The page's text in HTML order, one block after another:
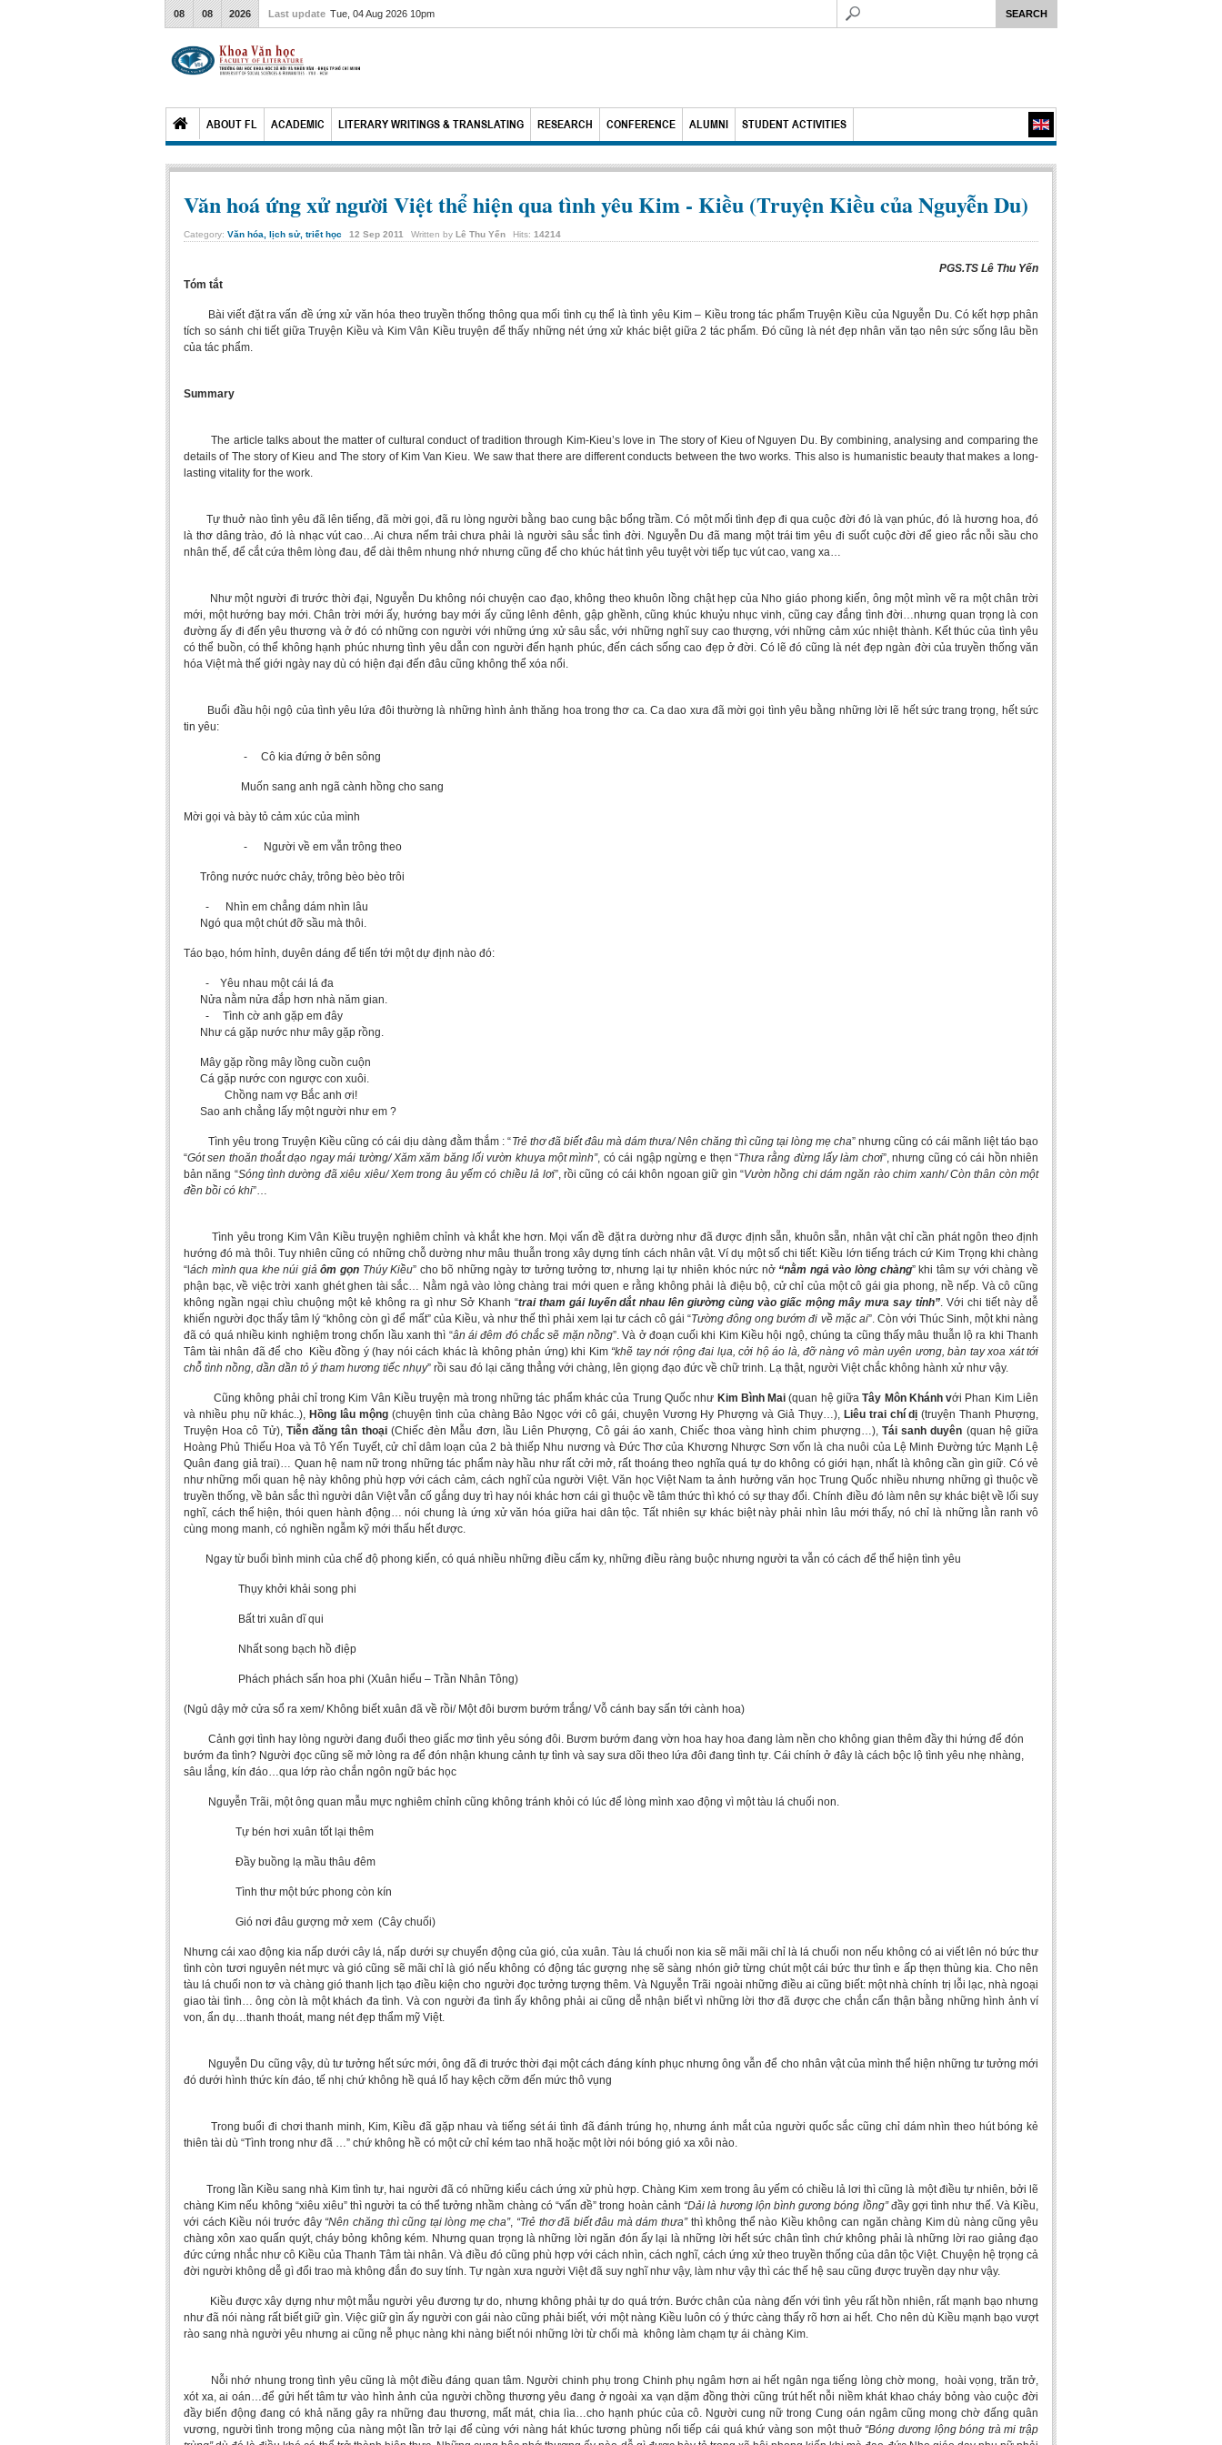
08 08 2026 Last update Tue, 04 Aug 2026 10pm
ABOUT FL ACADEMIC LITERARY WRITINGS & TRANSLATING RESEARCH CONFERENCE ALUMNI STUDENT ACTIVITIES
Văn hoá ứng xử người Việt thể hiện qua tình yêu Kim - Kiều (Truyện Kiều của Nguyễn Du)
Category: Văn hóa, lịch sử, triết học 12 Sep 2011 Written by Lê Thu Yến Hits: 14214
PGS.TS Lê Thu Yến
Tóm tắt
Bài viết đặt ra vấn đề ứng xử văn hóa theo truyền thống thông qua mối tình cụ thể là tình yêu Kim – Kiều trong tác phẩm Truyện Kiều của Nguyễn Du. Có kết hợp phân
tích so sánh chi tiết giữa Truyện Kiều và Kim Vân Kiều truyện để thấy những nét ứng xử khác biệt giữa 2 tác phẩm. Đó cũng là nét đẹp nhân văn tạo nên sức sống lâu bền
của tác phẩm.
Summary
The article talks about the matter of cultural conduct of tradition through Kim-Kieu’s love in The story of Kieu of Nguyen Du. By combining, analysing and comparing the
details of The story of Kieu and The story of Kim Van Kieu. We saw that there are different conducts between the two works. This also is humanistic beauty that makes a long-
lasting vitality for the work.
Tự thuở nào tình yêu đã lên tiếng, đã mời gọi, đã ru lòng người bằng bao cung bậc bổng trầm. Có một mối tình đẹp đi qua cuộc đời đó là vạn phúc, đó là hương hoa, đó
là thơ dâng trào, đó là nhạc vút cao…Ai chưa nếm trải chưa phải là người sâu sắc tình đời. Nguyễn Du đã mang một trái tim yêu đi suốt cuộc đời để gieo rắc nỗi sầu cho
nhân thế, để cắt cứa thêm lòng đau, để dài thêm nhung nhớ nhưng cũng để cho khúc hát tình yêu tuyệt vời tiếp tục vút cao, vang xa…
Như một người đi trước thời đại, Nguyễn Du không nói chuyện cao đạo, không theo khuôn lồng chật hẹp của Nho giáo phong kiến, ông một mình vẽ ra một chân trời
mới, một hướng bay mới. Chân trời mới ấy, hướng bay mới ấy cũng lênh đênh, gập ghềnh, cũng khúc khuỷu nhục vinh, cũng cay đắng tình đời…nhưng quan trọng là con
đường ấy đi đến yêu thương và ở đó có những con người với những ứng xử sâu sắc, với những nghĩ suy cao thượng, với những cảm xúc nhiệt thành. Kết thúc của tình yêu
có thể buồn, có thể không hạnh phúc nhưng tình yêu dẫn con người đến hạnh phúc, đến cách sống cao đẹp ở đời. Có lẽ đó cũng là nét đẹp ngàn đời của truyền thống văn
hóa Việt mà thế giới ngày nay dù có hiện đại đến đâu cũng không thể xóa nổi.
Buổi đầu hội ngộ của tình yêu lứa đôi thường là những hình ảnh thăng hoa trong thơ ca. Ca dao xưa đã mời gọi tình yêu bằng những lời lẽ hết sức trang trọng, hết sức
tin yêu:
- Cô kia đứng ở bên sông
Muốn sang anh ngã cành hồng cho sang
Mời gọi và bày tỏ cảm xúc của mình
- Người về em vẫn trông theo
Trông nước nuớc chảy, trông bèo bèo trôi
- Nhìn em chẳng dám nhìn lâu
Ngó qua một chút đỡ sầu mà thôi.
Táo bạo, hóm hỉnh, duyên dáng để tiến tới một dự định nào đó:
- Yêu nhau một cái lá đa
Nửa nằm nửa đắp hơn nhà năm gian.
- Tình cờ anh gặp em đây
Như cá gặp nước như mây gặp rồng.
Mây gặp rồng mây lồng cuồn cuộn
Cá gặp nước con ngược con xuôi.
Chồng nam vợ Bắc anh ơi!
Sao anh chẳng lấy một người như em ?
Tình yêu trong Truyện Kiều cũng có cái dịu dàng đằm thắm : “Trẻ thơ đã biết đâu mà dám thưa/ Nên chăng thì cũng tại lòng mẹ cha” nhưng cũng có cái mãnh liệt táo bạo
“Gót sen thoăn thoắt dạo ngay mái tường/ Xăm xăm băng lối vườn khuya một mình”, có cái ngập ngừng e thẹn “Thưa rằng đừng lấy làm chơi”, nhưng cũng có cái hồn nhiên
bản năng “Sóng tình dường đã xiêu xiêu/ Xem trong âu yếm có chiều lả lơi”, rồi cũng có cái khôn ngoan giữ gìn “Vườn hồng chi dám ngăn rào chim xanh/ Còn thân còn một
đền bồi có khi”…
Tình yêu trong Kim Vân Kiều truyện nghiêm chỉnh và khắt khe hơn. Mọi vấn đề đặt ra dường như đã được định sẵn, khuôn sẵn, nhân vật chỉ cần phát ngôn theo định
hướng đó mà thôi. Tuy nhiên cũng có những chỗ dường như mâu thuẫn trong xây dựng tính cách nhân vật. Ví dụ một số chi tiết: Kiều lớn tiếng trách cứ Kim Trọng khi chàng
“l ách mình qua khe núi giảôm gọn Thúy Kiều” cho bõ những ngày tơ tưởng tưởng tơ, nhưng lại tự nhiên khóc nức nở “nằm ngả vào lòng chàng” khi tâm sự với chàng về
phận bạc, về việc trời xanh ghét ghen tài sắc… Nằm ngả vào lòng chàng trai mới quen e rằng không phải là điệu bộ, cử chỉ của một cô gái gia phong, nề nếp. Và cô cũng
không ngần ngại chìu chuộng một kẻ không ra gì như Sở Khanh “trai tham gái luyến dắt nhau lên giường cùng vào giấc mộng mây mưa say tỉnh”. Với chi tiết này dễ
khiến người đọc thấy tâm lý “không còn gì để mất” của Kiều, và như thế thì phải xem lại tư cách cô gái “Tường đông ong bướm đi về mặc ai”. Còn với Thúc Sinh, một khi nàng
đã có quá nhiều kinh nghiệm trong chốn lầu xanh thì “ân ái đêm đó chắc sẽ mặn nồng”. Và ở đoạn cuối khi Kim Kiều hội ngộ, chúng ta cũng thấy mâu thuẫn lộ ra khi Thanh
Tâm tài nhân đã để cho Kiều đồng ý (hay nói cách khác là không phản ứng) khi Kim “khẽ tay nới rộng đai lụa, cởi hộ áo là, đỡ nàng vô màn uyên ương, bàn tay xoa xát tới
chỗ tình nồng, dần dần tỏ ý tham hương tiếc nhụy” rồi sau đó lại căng thẳng với chàng, lên giọng đạo đức về chữ trinh. Lạ thật, người Việt chắc không hành xử như vậy.
Cũng không phải chỉ trong Kim Vân Kiều truyện mà trong những tác phẩm khác của Trung Quốc như Kim Bình Mai (quan hệ giữaTây Môn Khánh với Phan Kim Liên
và nhiều phụ nữ khác..), Hồng lâu mộng (chuyện tình của chàng Bảo Ngọc với cô gái, chuyện Vương Hy Phượng và Giả Thụy…), Liêu trai chí dị (truyện Thanh Phượng,
Truyện Hoa cô Tử),Tiễn đăng tân thoại(Chiếc đèn Mẫu đơn, lầu Liên Phượng, Cô gái áo xanh, Chiếc thoa vàng hình chim phượng…), Tái sanh duyên (quan hệ giữa
Hoàng Phủ Thiếu Hoa và Tô Yến Tuyết, cử chỉ dâm loạn của 2 bà thiếp Nhu nương và Đức Thơ của Khương Nhược Sơn vốn là cha nuôi của Lệ Minh Đường tức Mạnh Lệ
Quân đang giả trai)… Quan hệ nam nữ trong những tác phẩm này hầu như rất cởi mở, rất thoáng theo nghĩa quá tự do không có giới hạn, nhất là không cần gìn giữ. Có vẻ
như những mối quan hệ này không phù hợp với cách cảm, cách nghĩ của người Việt. Văn học Việt Nam ta ảnh hưởng văn học Trung Quốc nhiều nhưng những gì thuộc về
truyền thống, về bản sắc thì người dân Việt vẫn cố gắng duy trì hay nói khác hơn cái gì thuộc về tâm thức thì khó có sự thay đổi. Chính điều đó làm nên sự khác biệt về lối suy
nghĩ, cách thể hiện, thói quen hành động… nói chung là ứng xử văn hóa giữa hai dân tộc. Tất nhiên sự khác biệt này phải nhìn lâu mới thấy, nó chỉ là những lằn ranh vô
cùng mong manh, có nghiền ngẫm kỹ mới thấu hết được.
Ngay từ buổi bình minh của chế độ phong kiến, có quá nhiều những điều cấm kỵ, những điều ràng buộc nhưng người ta vẫn có cách để thể hiện tình yêu
Thụy khởi khải song phi
Bất tri xuân dĩ qui
Nhất song bạch hồ điệp
Phách phách sấn hoa phi (Xuân hiểu – Trần Nhân Tông)
(Ngủ dậy mở cửa sổ ra xem/ Không biết xuân đã về rồi/ Một đôi bươm bướm trắng/ Vỗ cánh bay sấn tới cành hoa)
Cảnh gợi tình hay lòng người đang đuổi theo giấc mơ tình yêu sóng đôi. Bươm bướm đang vờn hoa hay hoa đang làm nền cho không gian thêm đầy thi hứng để đón
bướm đa tình? Người đọc cũng sẽ mở lòng ra để đón nhận khung cảnh tự tình và say sưa dõi theo lứa đôi đang tình tự. Cái chính ở đây là cách bộc lộ tình yêu nhẹ nhàng,
sâu lắng, kín đáo…qua lớp rào chắn ngôn ngữ bác học
Nguyễn Trãi, một ông quan mẫu mực nghiêm chỉnh cũng không tránh khỏi có lúc để lòng mình xao động vì một tàu lá chuối non.
Tự bén hơi xuân tốt lại thêm
Đầy buồng lạ mầu thâu đêm
Tình thư một bức phong còn kín
Gió nơi đâu gượng mở xem (Cây chuối)
Nhưng cái xao động kia nấp dưới cây lá, nấp dưới sự chuyển động của gió, của xuân. Tàu lá chuối non kia sẽ mãi mãi chỉ là lá chuối non nếu không có ai viết lên nó bức thư
tình còn tươi nguyên nét mực và gió cũng sẽ mãi chỉ là gió nếu không có động tác gượng nhẹ sẽ sàng nhón giở từng chút một cái bức thư tình e ấp thẹn thùng kia. Cho nên
tàu lá chuối non tơ và chàng gió thanh lịch tạo điều kiện cho người đọc tưởng tượng thêm. Và Nguyễn Trãi ngoài những điều ai cũng biết: một nhà chính trị lỗi lạc, nhà ngoại
giao tài tình… ông còn là một khách đa tình. Và con người đa tình ấy không phải ai cũng dễ nhận biết vì những lời thơ đã được che chắn cẩn thận bằng những hình ảnh ví
von, ẩn dụ…thanh thoát, mang nét đẹp thẩm mỹ Việt.
Nguyễn Du cũng vậy, dù tư tưởng hết sức mới, ông đã đi trước thời đại một cách đáng kính phục nhưng ông vẫn để cho nhân vật của mình thể hiện những tư tưởng mới
đó dưới hình thức kín đáo, tế nhị chứ không hề quá lố hay kệch cỡm đến mức thô vụng
Trong buổi đi chơi thanh minh, Kim, Kiều đã gặp nhau và tiếng sét ái tình đã đánh trúng họ, nhưng ánh mắt của người quốc sắc cũng chỉ dám nhìn theo hút bóng kẻ
thiên tài dù “Tình trong như đã …” chứ không hề có một cử chỉ kém tao nhã hoặc một lời nói bóng gió xa xôi nào.
Trong lần Kiều sang nhà Kim tình tự, hai người đã có những kiểu cách ứng xử phù hợp. Chàng Kim xem trong âu yếm có chiều lả lơi thì cũng là một điều tự nhiên, bởi lẽ
chàng Kim nếu không “xiêu xiêu” thì người ta có thể tưởng nhầm chàng có “vấn đề” trong hoàn cảnh “Dải là hương lộn bình gương bóng lồng”đầy gợi tình như thế. Và Kiều,
với cách Kiều nói trước đây“Nên chăng thì cũng tại lòng mẹ cha”, “Trẻ thơ đã biết đâu mà dám thưa”thì không thể nào Kiều không can ngăn chàng Kim dù nàng cũng yêu
chàng xôn xao quấn quýt, cháy bỏng không kém. Nhưng quan trọng là những lời ngăn đón ấy lại là những lời hết sức chân tình chứ không phải là những lời rao giảng đạo
đức cứng nhắc như cô Kiều của Thanh Tâm tài nhân. Và điều đó cũng phù hợp với cách nhìn, cách nghĩ, cách ứng xử theo truyền thống của dân tộc Việt. Chuyện hệ trọng cả
đời người không dễ gì đổi trao mà không đắn đo suy tính. Tự ngàn xưa người Việt đã suy nghĩ như vậy, làm như vậy thì các thế hệ sau cũng được truyền dạy như vậy.
Kiều được xây dựng như một mẫu người yêu đương tự do, nhưng không phải tự do quá trớn. Bước chân của nàng đến với tình yêu rất hồn nhiên, rất mạnh bạo nhưng
như đã nói nàng rất biết giữ gìn. Việc giữ gìn ấy người con gái nào cũng phải biết, với một nàng Kiều luôn có ý thức càng thấy rõ hơn ai hết. Cho nên dù Kiều mạnh bạo vượt
rào sang nhà người yêu nhưng ai cũng nễ phục nàng khi nàng biết nói những lời từ chối mà không làm chạm tự ái chàng Kim.
Nỗi nhớ nhung trong tình yêu cũng là một điều đáng quan tâm. Người chinh phụ trong Chinh phụ ngâm hơn ai hết ngân nga tiếng lòng chờ mong, hoài vọng, trăn trở,
xót xa, ai oán…để gửi hết tâm tư vào hình ảnh của người chồng thương yêu đang ở ngoài xa vạn dặm đồng thời cũng trút hết nỗi niềm khát khao cháy bỏng vào cuộc đời
đầy biến động đang có khả năng gây ra những đau thương, mất mát, chia lìa…cho hạnh phúc của cô. Người cung nữ trong Cung oán ngâm cũng mong chờ đấng quân
vương, người tình trong mộng của nàng một lần trở lại để cùng với nàng hát khúc tương phùng nối tiếp cái quá khứ vàng son một thuở “Bóng dương lộng bóng trà mi trập